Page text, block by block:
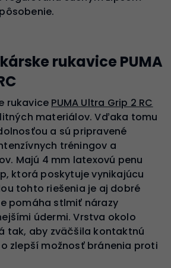
rukavice PUMA
rukavice PUMA Ultra Grip 2 RC
materiálov. Vďaka tomu
a sú pripravené
tréningov a
Majú 4 mm latexovú penu
ktorá poskytuje vynikajúcu
tohto riešenia je aj dobré
pomáha stlmiť nárazy
údermi. Vrstva okolo
tak, aby zväčšila kontaktnú
zlepší možnosť bránenia proti